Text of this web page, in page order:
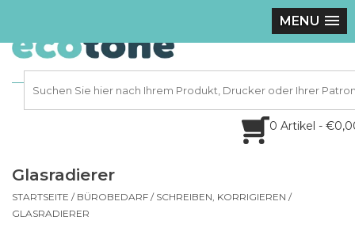
MENU
0 Artikel -
Glasradierer
STARTSEITE / BÜROBEDARF / SCHREIBEN, KORRIGIEREN /
GLASRADIERER